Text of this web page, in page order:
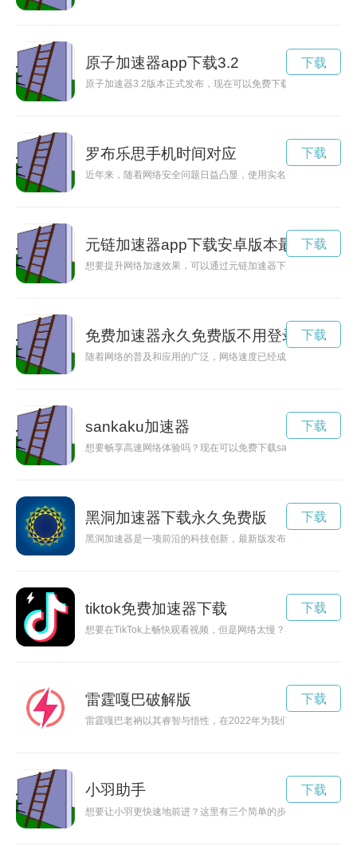
原子加速器app下载3.2
原子加速器3.2版本正式发布，现在可以免费下载啦！这款科技
下载
罗布乐思手机时间对应
近年来，随着网络安全问题日益凸显，使用实名加速器罗布乐
下载
元链加速器app下载安卓版本最新
想要提升网络加速效果，可以通过元链加速器下载官网获取最
下载
免费加速器永久免费版不用登录
随着网络的普及和应用的广泛，网络速度已经成为人们关注的
下载
sankaku加速器
想要畅享高速网络体验吗？现在可以免费下载sakuracat加速器
下载
黑洞加速器下载永久免费版
黑洞加速器是一项前沿的科技创新，最新版发布引起广泛关注
下载
tiktok免费加速器下载
想要在TikTok上畅快观看视频，但是网络太慢？不用担心！使
下载
雷霆嘎巴破解版
雷霆嘎巴老衲以其睿智与悟性，在2022年为我们揭开了许多谜
下载
小羽助手
想要让小羽更快速地前进？这里有三个简单的步骤，让小羽轻松
下载